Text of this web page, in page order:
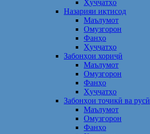
Ҳуҷҷатҳо
Назарияи иқтисод
Маълумот
Омузгорон
Фанҳо
Ҳуҷҷатҳо
Забонҳои хориҷӣ
Маълумот
Омузгорон
Фанҳо
Ҳуҷҷатҳо
Забонҳои тоҷикӣ ва русӣ
Маълумот
Омузгорон
Фанҳо